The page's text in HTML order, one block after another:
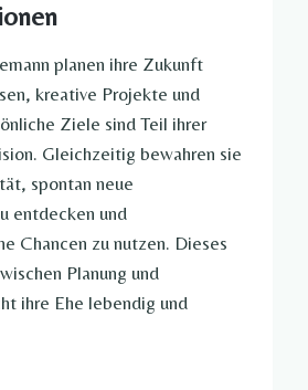
planen ihre Zukunft
kreative Projekte und
Ziele sind Teil ihrer
Gleichzeitig bewahren sie
spontan neue
entdecken und
Chancen zu nutzen. Dieses
Planung und
ihre Ehe lebendig und